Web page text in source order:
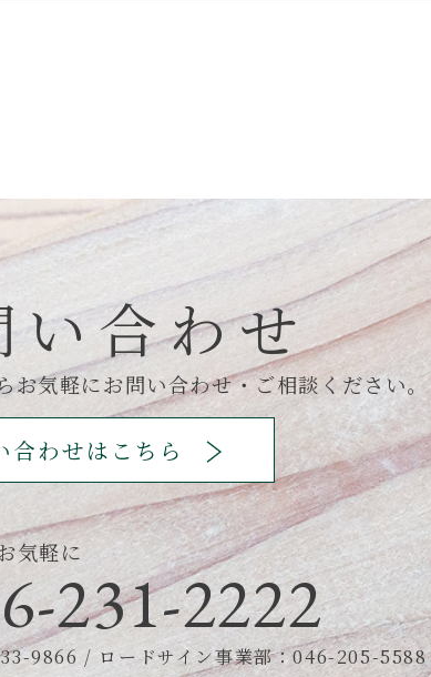
い合わせ
お気軽にお問い合わせ・ご相談ください。
合わせはこちら
気軽に
231-2222
9866 / ロードサイン事業部：046-205-5588